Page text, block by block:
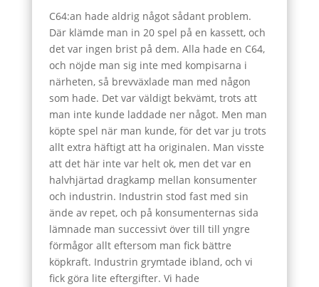
C64:an hade aldrig något sådant problem.
Där klämde man in 20 spel på en kassett, och
det var ingen brist på dem. Alla hade en C64,
och nöjde man sig inte med kompisarna i
närheten, så brevväxlade man med någon
som hade. Det var väldigt bekvämt, trots att
man inte kunde laddade ner något. Men man
köpte spel när man kunde, för det var ju trots
allt extra häftigt att ha originalen. Man visste
att det här inte var helt ok, men det var en
halvhjärtad dragkamp mellan konsumenter
och industrin. Industrin stod fast med sin
ände av repet, och på konsumenternas sida
lämnade man successivt över till till yngre
förmågor allt eftersom man fick bättre
köpkraft. Industrin grymtade ibland, och vi
fick göra lite eftergifter. Vi hade